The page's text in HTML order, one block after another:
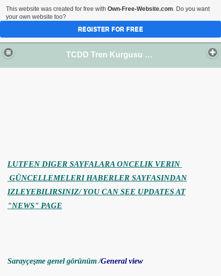
TCDD Tren Kurgusu - HO Olcek
LUTFEN DIGER SAYFALARA ONCELIK VERIN
GÜNCELLEMELERI HABERLER SAYFASINDAN
IZLEYEBILIRSINIZ/ YOU CAN SEE UPDATES AT
"NEWS" PAGE
Sarayçeşme genel görünüm /General view
This website was created for free with Own-Free-Website.com. Do you want
your own website too?
REGISTER FOR FREE